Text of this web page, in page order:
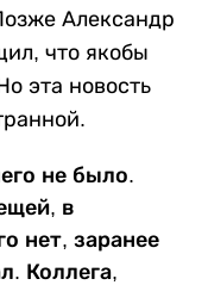
Александр
что якобы
эта новость
не было.
в
нет, заранее
Коллега,